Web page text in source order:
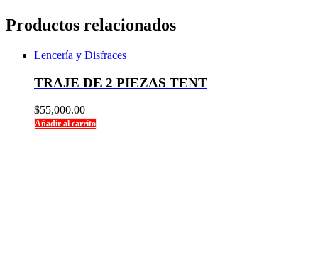
Productos relacionados
Lencería y Disfraces
TRAJE DE 2 PIEZAS TENT
$55,000.00
Añadir al carrito